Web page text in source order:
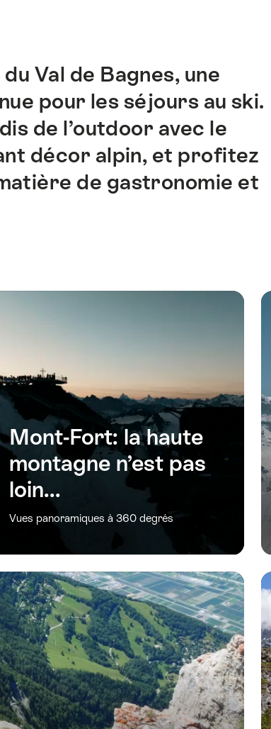
Val de Bagnes, une
pour les séjours au ski.
de l’outdoor avec le
décor alpin, et profitez
de gastronomie et
Mont-Fort: la haute
montagne n’est pas
loin...
Vues panoramiques à 360 degrés